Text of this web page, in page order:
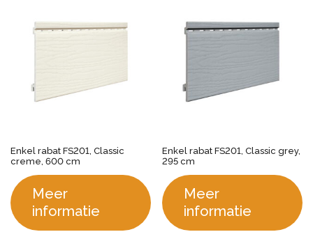
Enkel rabat FS201, Classic
creme, 600 cm
Meer
informatie
Enkel rabat FS201, Classic grey,
295 cm
Meer
informatie